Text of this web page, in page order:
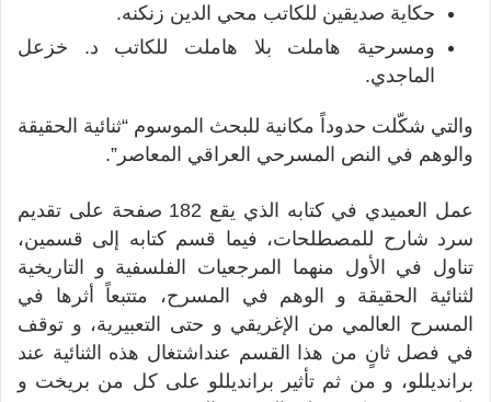
حكاية صديقين للكاتب محي الدين زنكنه.
ومسرحية هاملت بلا هاملت للكاتب د. خزعل
الماجدي.
والتي شكّلت حدوداً مكانية للبحث الموسوم “ثنائية الحقيقة
والوهم في النص المسرحي العراقي المعاصر”.
عمل العميدي في كتابه الذي يقع 182 صفحة على تقديم
سرد شارح للمصطلحات، فيما قسم كتابه إلى قسمين،
تناول في الأول منهما المرجعيات الفلسفية و التاريخية
لثنائية الحقيقة و الوهم في المسرح، متتبعاً أثرها في
المسرح العالمي من الإغريقي و حتى التعبيرية، و توقف
في فصل ثانٍ من هذا القسم عنداشتغال هذه الثنائية عند
برانديللو، و من ثم تأثير برانديللو على كل من بريخت و